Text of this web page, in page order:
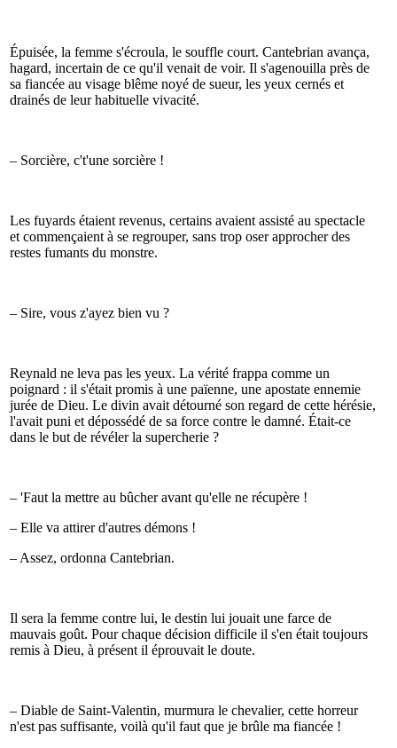
Épuisée, la femme s'écroula, le souffle court. Cantebrian avança,
hagard, incertain de ce qu'il venait de voir. Il s'agenouilla près de
sa fiancée au visage blême noyé de sueur, les yeux cernés et
drainés de leur habituelle vivacité.
– Sorcière, c't'une sorcière !
Les fuyards étaient revenus, certains avaient assisté au spectacle
et commençaient à se regrouper, sans trop oser approcher des
restes fumants du monstre.
– Sire, vous z'ayez bien vu ?
Reynald ne leva pas les yeux. La vérité frappa comme un
poignard : il s'était promis à une païenne, une apostate ennemie
jurée de Dieu. Le divin avait détourné son regard de cette hérésie,
l'avait puni et dépossédé de sa force contre le damné. Était-ce
dans le but de révéler la supercherie ?
– 'Faut la mettre au bûcher avant qu'elle ne récupère !
– Elle va attirer d'autres démons !
– Assez, ordonna Cantebrian.
Il sera la femme contre lui, le destin lui jouait une farce de
mauvais goût. Pour chaque décision difficile il s'en était toujours
remis à Dieu, à présent il éprouvait le doute.
– Diable de Saint-Valentin, murmura le chevalier, cette horreur
n'est pas suffisante, voilà qu'il faut que je brûle ma fiancée !